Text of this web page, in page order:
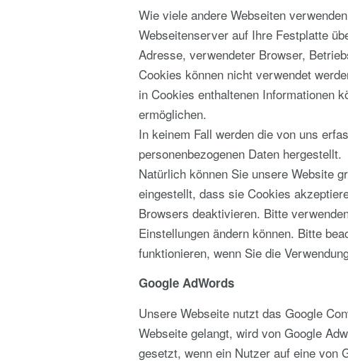
Wie viele andere Webseiten
Webseitenserver auf Ihre Festplatte
Adresse, verwendeter Browser,
Cookies können nicht verwendet
in Cookies enthaltenen Informationen
ermöglichen.
In keinem Fall werden die von uns
personenbezogenen Daten hergestellt.
Natürlich können Sie unsere Website
eingestellt, dass sie Cookies
Browsers deaktivieren. Bitte
Einstellungen ändern können. Bitte
funktionieren, wenn Sie die
Google AdWords
Unsere Webseite nutzt das Google
Webseite gelangt, wird von Google
gesetzt, wenn ein Nutzer auf eine von